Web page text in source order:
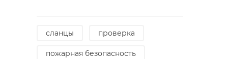
сланцы проверка
пожарная безопасность